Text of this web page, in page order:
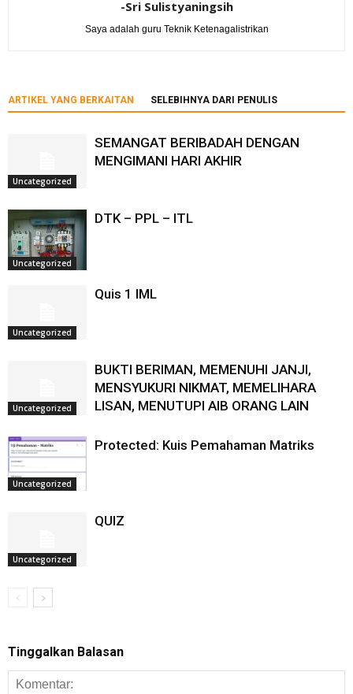
-Sri Sulistyaningsih
Saya adalah guru Teknik Ketenagalistrikan
ARTIKEL YANG BERKAITAN SELEBIHNYA DARI PENULIS
Uncategorized
SEMANGAT BERIBADAH DENGAN
MENGIMANI HARI AKHIR
Uncategorized
DTK – PPL – ITL
Uncategorized
Quis 1 IML
Uncategorized
BUKTI BERIMAN, MEMENUHI JANJI,
MENSYUKURI NIKMAT, MEMELIHARA
LISAN, MENUTUPI AIB ORANG LAIN
Uncategorized
Protected: Kuis Pemahaman Matriks
Uncategorized
QUIZ
Tinggalkan Balasan